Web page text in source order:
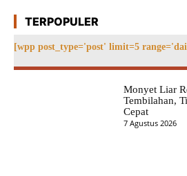
TERPOPULER
[wpp post_type='post' limit=5
Monyet Liar
Tembilahan,
Cepat
7 Agustus 2026